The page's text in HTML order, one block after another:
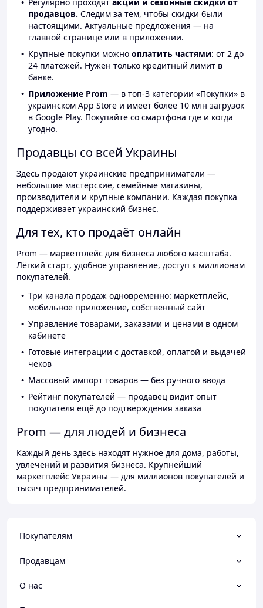
продавцов. Следим за тем, чтобы скидки были
настоящими. Актуальные предложения — на
главной странице или в приложении.
Крупные покупки можно оплатить частями: от 2 до
24 платежей. Нужен только кредитный лимит в
банке.
Приложение Prom — в топ-3 категории «Покупки» в
украинском App Store и имеет более 10 млн загрузок
в Google Play. Покупайте со смартфона где и когда
угодно.
Продавцы со всей Украины
Здесь продают украинские предприниматели —
небольшие мастерские, семейные магазины,
производители и крупные компании. Каждая покупка
поддерживает украинский бизнес.
Для тех, кто продаёт онлайн
Prom — маркетплейс для бизнеса любого масштаба.
Лёгкий старт, удобное управление, доступ к миллионам
покупателей.
Три канала продаж одновременно: маркетплейс,
мобильное приложение, собственный сайт
Управление товарами, заказами и ценами в одном
кабинете
Готовые интеграции с доставкой, оплатой и выдачей
чеков
Массовый импорт товаров — без ручного ввода
Рейтинг покупателей — продавец видит опыт
покупателя ещё до подтверждения заказа
Prom — для людей и бизнеса
Каждый день здесь находят нужное для дома, работы,
увлечений и развития бизнеса. Крупнейший
маркетплейс Украины — для миллионов покупателей и
тысяч предпринимателей.
Покупателям
Продавцам
О нас